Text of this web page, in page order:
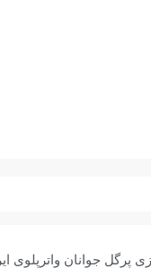
پرگل جوانان واترپلوی